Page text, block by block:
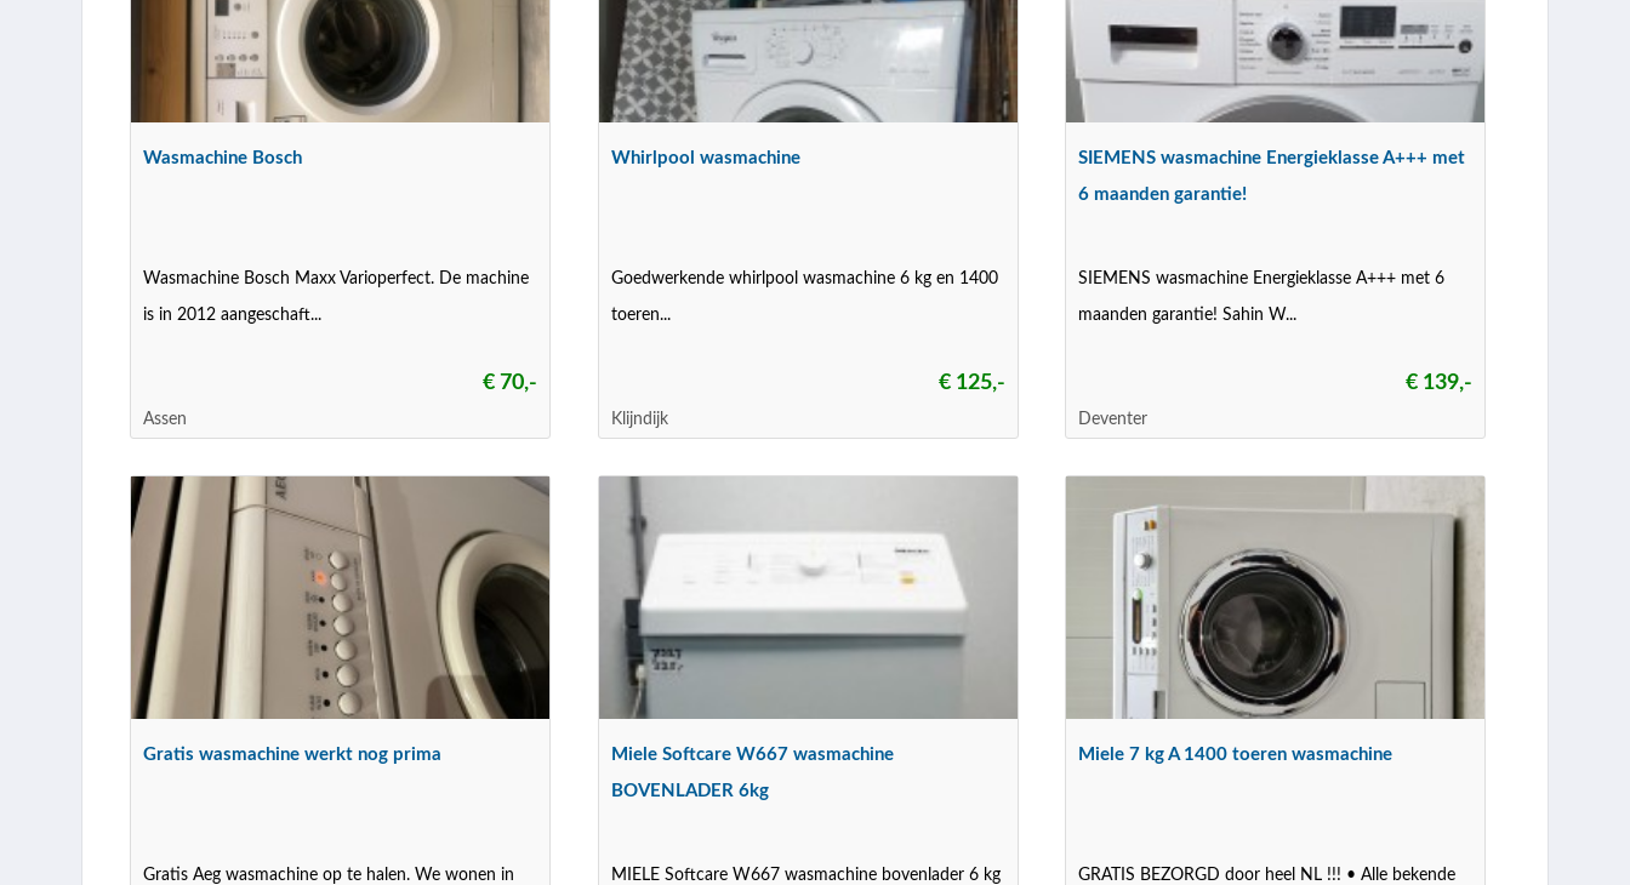
Wasmachine Bosch
Wasmachine Bosch Maxx Varioperfect. De machine
is in 2012 aangeschaft...
€ 70,-
Assen
Whirlpool wasmachine
Goedwerkende whirlpool wasmachine 6 kg en 1400
toeren...
€ 125,-
Klijndijk
SIEMENS wasmachine Energieklasse A+++ met
6 maanden garantie!
SIEMENS wasmachine Energieklasse A+++ met 6
maanden garantie! Sahin W...
€ 139,-
Deventer
Gratis wasmachine werkt nog prima
Gratis Aeg wasmachine op te halen. We wonen in
Miele Softcare W667 wasmachine
BOVENLADER 6kg
MIELE Softcare W667 wasmachine bovenlader 6 kg
Miele 7 kg A 1400 toeren wasmachine
GRATIS BEZORGD door heel NL !!! • Alle bekende